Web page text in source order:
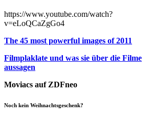
https://www.youtube.com/watch?
v=eLoQCaZgGo4
The 45 most powerful images of 2011
Filmplaklate und was sie über die Filme
aussagen
Moviacs auf ZDFneo
Noch kein Weihnachtsgeschenk?